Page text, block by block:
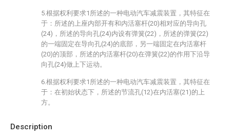
Description
5.根据权利要求1所述的一种电动汽车减震装置，其特征在
于：所述的上座内部开有和内活塞杆(20)相对应的导向孔
(24)，所述的导向孔(24)内设有弹簧(22)，所述的弹簧(22)
的一端固定在导向孔(24)的底部，另一端固定在内活塞杆
(20)的顶部，所述的内活塞杆(20)在弹簧(22)的作用下沿导
向孔(24)做上下运动。
6.根据权利要求1所述的一种电动汽车减震装置，其特征在
于：在初始状态下，所述的节流孔(12)在内活塞(21)的上
方。